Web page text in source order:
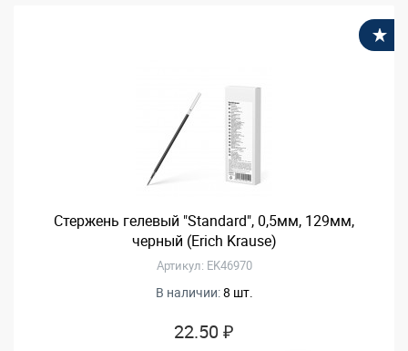
Стержень гелевый "Standard", 0,5мм, 129мм,
черный (Erich Krause)
Артикул: EK46970
В наличии:8 шт.
22.50 ₽